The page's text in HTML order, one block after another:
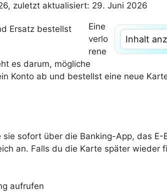
zuletzt aktualisiert: 29. Juni 2026
Inhalt
Eine
verlo
rene
es darum, mögliche
Konto ab und bestellst eine neue
sofort über die Banking-App, das
an. Falls du die Karte später
aufrufen